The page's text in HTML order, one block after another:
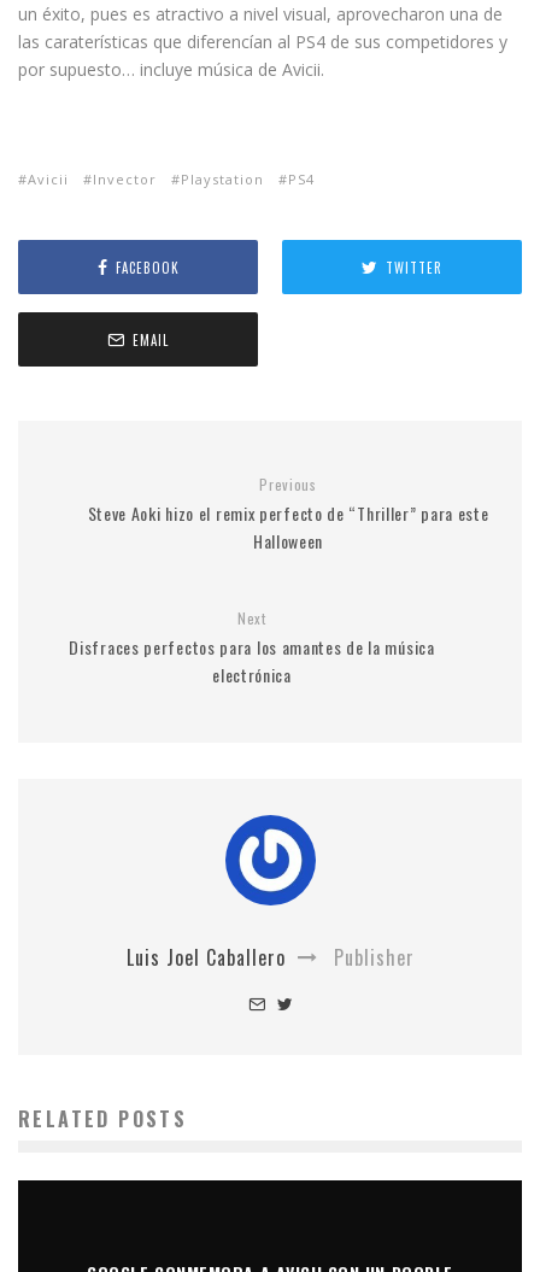
un éxito, pues es atractivo a nivel visual, aprovecharon una de
las caraterísticas que diferencían al PS4 de sus competidores y
por supuesto… incluye música de Avicii.
Avicii Invector Playstation PS4
FACEBOOK TWITTER
EMAIL
Previous
Steve Aoki hizo el remix perfecto de “Thriller” para este
Halloween
Next
Disfraces perfectos para los amantes de la música
electrónica
Luis Joel Caballero Publisher
RELATED POSTS